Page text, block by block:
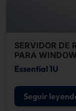
SERVIDOR DE
PARA
Essential 1U
Seguir